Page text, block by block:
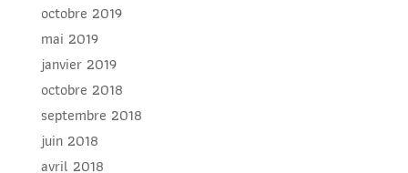
octobre 2019
mai 2019
janvier 2019
octobre 2018
septembre 2018
juin 2018
avril 2018